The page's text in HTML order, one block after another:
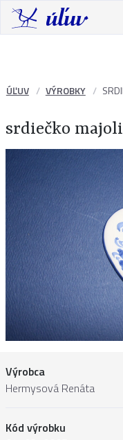
ÚĽUV VÝROBKY
srdiečko
Výrobca
Hermysová Renáta
Kód výrobku